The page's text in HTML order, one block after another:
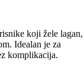
koji žele lagan,
Idealan je za
komplikacija.